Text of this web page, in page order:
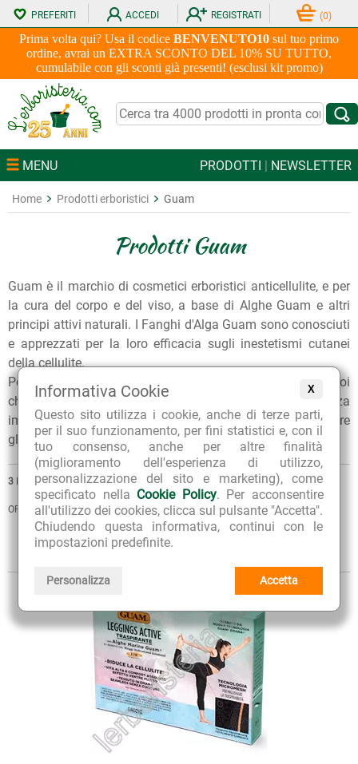
X
Informativa Cookie
Questo sito utilizza i cookie, anche di terze parti,
per il suo funzionamento, per fini statistici e, con il
tuo consenso, anche per altre finalità
(miglioramento dell'esperienza di utilizzo,
personalizzazione del sito e marketing), come
specificato nella Cookie Policy. Per acconsentire
all'utilizzo dei cookies, clicca sul pulsante "Accetta".
Chiudendo questa informativa, continui con le
impostazioni predefinite.
Personalizza Accetta
Prima volta qui? Usa il codice BENVENUTO10 sul tuo primo
ordine, avrai un EXTRA SCONTO DEL 10% SU TUTTO,
cumulabile con gli sconti già presenti! (esclusi kit promo)
PREFERITI ACCEDI REGISTRATI (0)
MENU PRODOTTI | NEWSLETTER
Home Prodotti erboristici Guam
Prodotti Guam
Guam è il marchio di cosmetici erboristici anticellulite, e per
la cura del corpo e del viso, a base di Alghe Guam e altri
principi attivi naturali. I Fanghi d'Alga Guam sono conosciuti
e apprezzati per la loro efficacia sugli inestetismi cutanei
della cellulite.
Per qualunque consiglio sull'utilizzo dei nostri prodotti, puoi
chiedere ai nostri erboristi una
e senza
impegno. Per ulteriori informazioni, inoltre, puoi consultare
gli
Articoli di approfondimentosul nostro blog.
3 PRODOTTI
ORDINA PER
VISTA